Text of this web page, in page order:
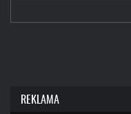
REKLAMA